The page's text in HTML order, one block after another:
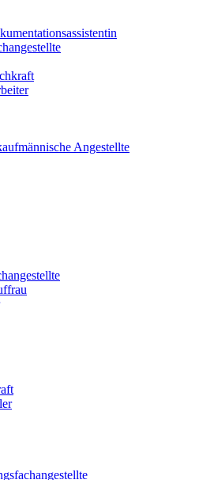
Angestellte